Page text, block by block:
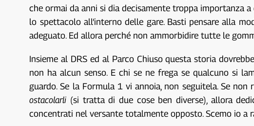
che ormai da anni si dia decisamente troppa importanza
lo spettacolo all’interno delle gare. Basti pensare alla
adeguato. Ed allora perché non ammorbidire tutte le
Insieme al DRS ed al Parco Chiuso questa storia
non ha alcun senso. E chi se ne frega se qualcuno si
guardo. Se la Formula 1 vi annoia, non seguitela. Se
ostacolarli (si tratta di due cose ben diverse), allora
concentrati nel versante totalmente opposto. Scemo io a